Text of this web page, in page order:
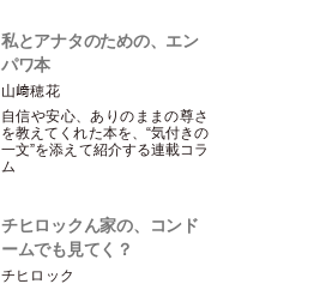
私とアナタのための、エン
パワ本
山﨑穂花
自信や安心、ありのままの尊さ
を教えてくれた本を、“気付きの
一文”を添えて紹介する連載コラ
ム
チヒロックん家の、コンド
ームでも見てく？
チヒロック